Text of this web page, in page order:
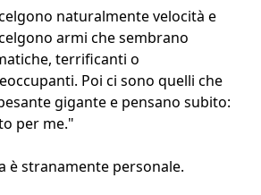
naturalmente velocità e
armi che sembrano
terrificanti o
Poi ci sono quelli che
gigante e pensano subito:
per me."
è stranamente personale.